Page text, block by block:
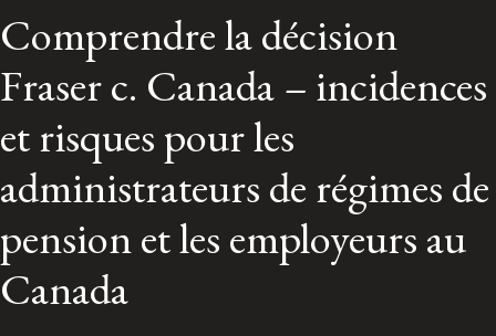
Contactez-nous
Comprendre la décision
Fraser c. Canada – incidences
et risques pour les
administrateurs de régimes de
pension et les employeurs au
Canada